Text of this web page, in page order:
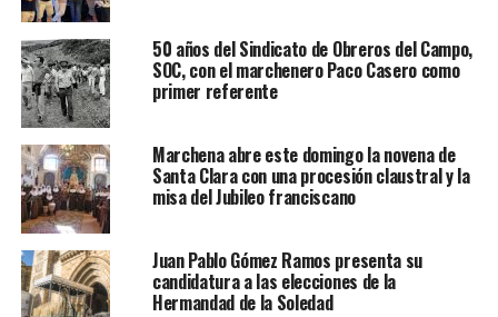
50 años del Sindicato de Obreros del Campo,
SOC, con el marchenero Paco Casero como
primer referente
Marchena abre este domingo la novena de
Santa Clara con una procesión claustral y la
misa del Jubileo franciscano
Juan Pablo Gómez Ramos presenta su
candidatura a las elecciones de la
Hermandad de la Soledad